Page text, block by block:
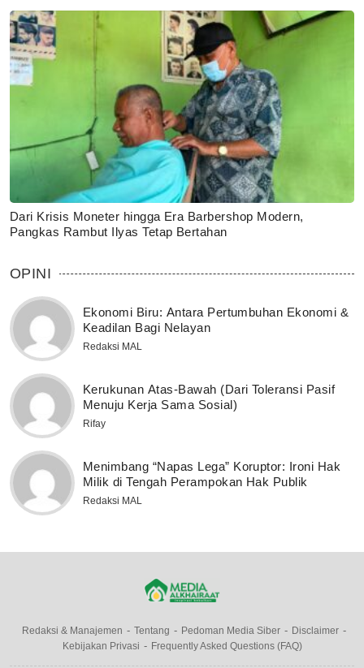
Dari Krisis Moneter hingga Era Barbershop Modern,
Pangkas Rambut Ilyas Tetap Bertahan
OPINI
Ekonomi Biru: Antara Pertumbuhan Ekonomi &
Keadilan Bagi Nelayan
Redaksi MAL
Kerukunan Atas-Bawah (Dari Toleransi Pasif
Menuju Kerja Sama Sosial)
Rifay
Menimbang “Napas Lega” Koruptor: Ironi Hak
Milik di Tengah Perampokan Hak Publik
Redaksi MAL
Redaksi & Manajemen Tentang Pedoman Media Siber
Disclaimer
Kebijakan Privasi
Frequently Asked Questions (FAQ)